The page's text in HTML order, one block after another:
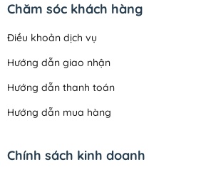
Chăm sóc khách hàng
Điều khoản dịch vụ
Hướng dẫn giao nhận
Hướng dẫn thanh toán
Hướng dẫn mua hàng
Chính sách kinh doanh